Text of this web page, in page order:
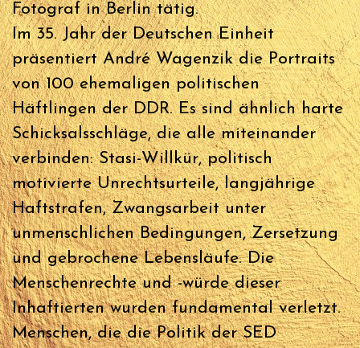
Fotograf in Berlin tätig.
Im 35. Jahr der Deutschen Einheit
präsentiert André Wagenzik die Portraits
von 100 ehemaligen politischen
Häftlingen der DDR. Es sind ähnlich harte
Schicksalsschläge, die alle miteinander
verbinden: Stasi-Willkür, politisch
motivierte Unrechtsurteile, langjährige
Haftstrafen, Zwangsarbeit unter
unmenschlichen Bedingungen, Zersetzung
und gebrochene Lebensläufe. Die
Menschenrechte und -würde dieser
Inhaftierten wurden fundamental verletzt.
Menschen, die die Politik der SED